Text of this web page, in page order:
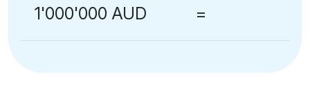
1'000'000 AUD =